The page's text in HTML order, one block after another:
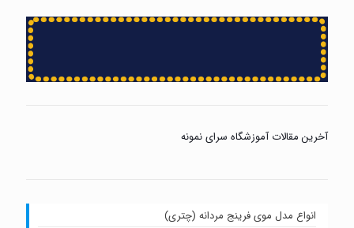
آخرین مقالات آموزشگاه سرای نمونه
انواع مدل موی فرینج مردانه (چتری)